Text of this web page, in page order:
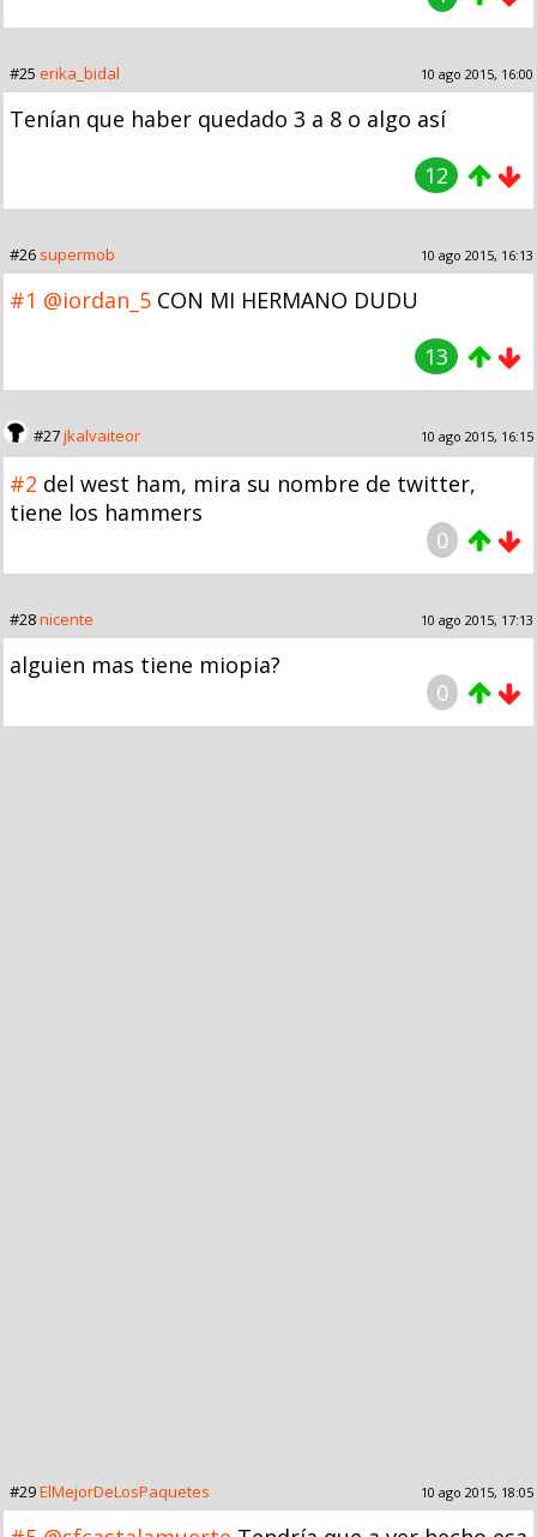
#25 erika_bidal 10 ago 2015, 16:00
Tenían que haber quedado 3 a 8 o algo así
12
#26 supermob 10 ago 2015, 16:13
#1 @iordan_5 CON MI HERMANO DUDU
13
#27jkalvaiteor 10 ago 2015, 16:15
#2 del west ham, mira su nombre de twitter,
tiene los hammers
0
#28nicente 10 ago 2015, 17:13
alguien mas tiene miopia?
0
#29ElMejorDeLosPaquetes 10 ago 2015, 18:05